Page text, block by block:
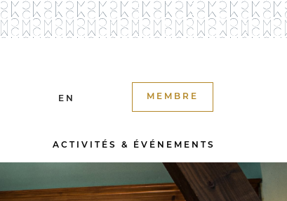
EN MEMBRE
ACTIVITÉS & ÉVÉNEMENTS